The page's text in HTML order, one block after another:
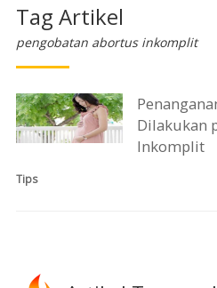
Tag Artikel
pengobatan abortus inkomplit
Dilakukan
Inkomplit
Tips